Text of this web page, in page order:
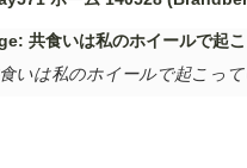
いは私のホイールで起こって